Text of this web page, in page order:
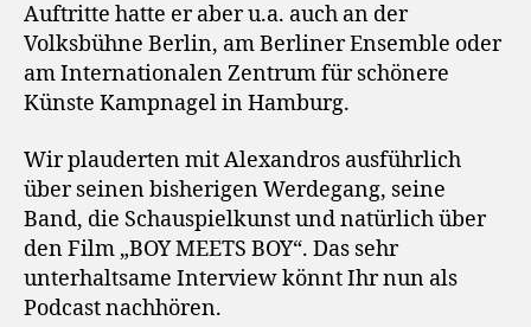
Auftritte hatte er aber u.a. auch an der
Volksbühne Berlin, am Berliner Ensemble oder
am Internationalen Zentrum für schönere
Künste Kampnagel in Hamburg.
Wir plauderten mit Alexandros ausführlich
über seinen bisherigen Werdegang, seine
Band, die Schauspielkunst und natürlich über
den Film „BOY MEETS BOY“. Das sehr
unterhaltsame Interview könnt Ihr nun als
Podcast nachhören.